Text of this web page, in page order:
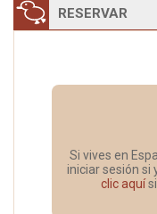
RESERVAR
Si vives en
iniciar sesión si
clic aquísi